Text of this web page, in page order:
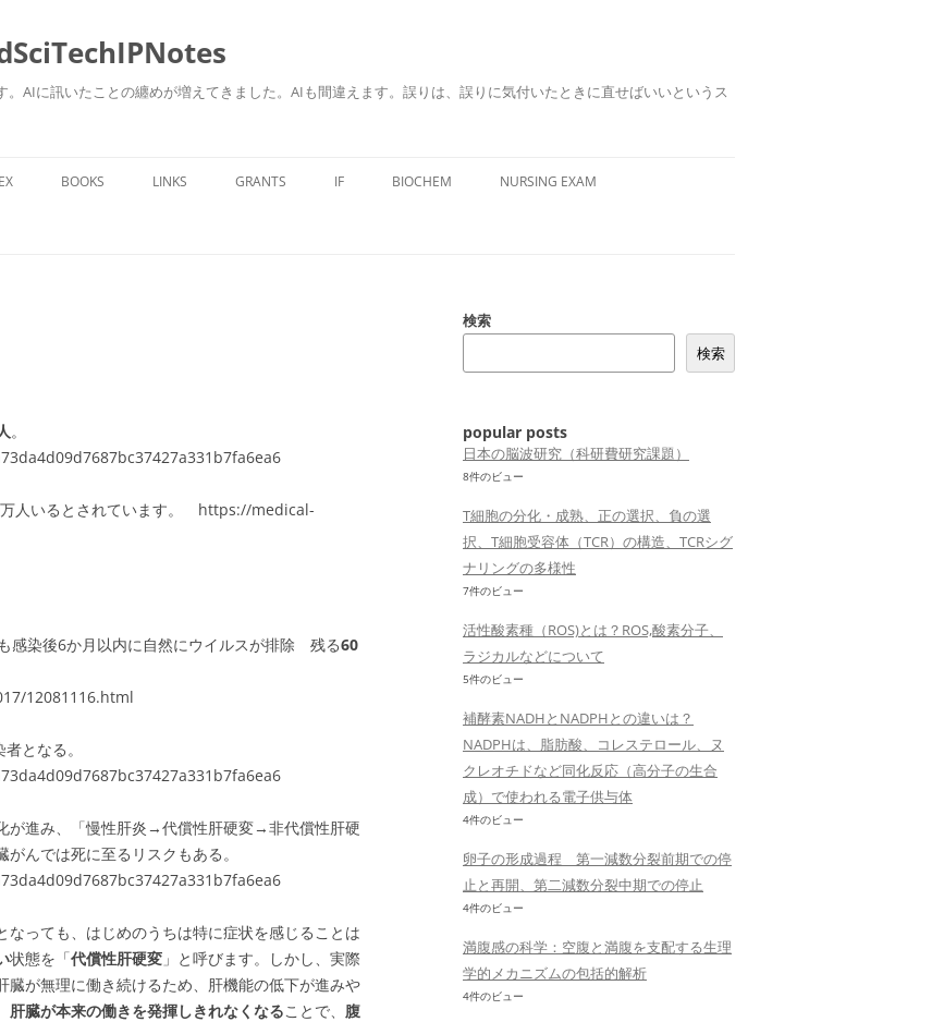
AIに訊いたことの纏めが増えてきました。AIも間違えます。誤りは、誤りに気付いたときに直せばいいというス
BOOKS LINKS GRANTS IF BIOCHEM NURSING EXAM
。
万人いるとされています。 https://medical-
感染後6か月以内に自然にウイルスが排除 残る60
12081116.html
者となる。
が進み、「慢性肝炎→代償性肝硬変→非代償性肝硬
んでは死に至るリスクもある。
なっても、はじめのうちは特に症状を感じることは
状態を「代償性肝硬変 」と呼びます。しかし、実際
が無理に働き続けるため、肝機能の低下が進みや
肝臓が本来の働きを発揮しきれなくなることで、 腹
検索
検索
popular posts
日本の脳波研究（科研費研究課題）
8件のビュー
T細胞の分化・成熟、正の選択、負の選
択、T細胞受容体（TCR）の構造、TCRシグ
ナリングの多様性
7件のビュー
活性酸素種（ROS)とは？ROS,酸素分子、
ラジカルなどについて
5件のビュー
補酵素NADHとNADPHとの違いは？
NADPHは、脂肪酸、コレステロール、ヌ
クレオチドなど同化反応（高分子の生合
成）で使われる電子供与体
4件のビュー
卵子の形成過程 第一減数分裂前期での停
止と再開、第二減数分裂中期での停止
4件のビュー
満腹感の科学：空腹と満腹を支配する生理
学的メカニズムの包括的解析
4件のビュー